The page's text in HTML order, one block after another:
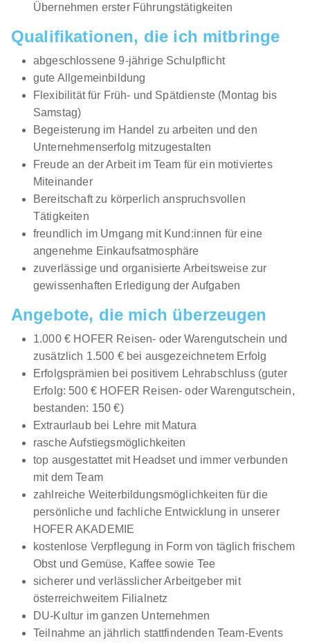
Übernehmen erster Führungstätigkeiten
Qualifikationen, die ich mitbringe
abgeschlossene 9-jährige Schulpflicht
gute Allgemeinbildung
Flexibilität für Früh- und Spätdienste (Montag bis
Samstag)
Begeisterung im Handel zu arbeiten und den
Unternehmenserfolg mitzugestalten
Freude an der Arbeit im Team für ein motiviertes
Miteinander
Bereitschaft zu körperlich anspruchsvollen
Tätigkeiten
freundlich im Umgang mit Kund:innen für eine
angenehme Einkaufsatmosphäre
zuverlässige und organisierte Arbeitsweise zur
gewissenhaften Erledigung der Aufgaben
Angebote, die mich überzeugen
1.000 € HOFER Reisen- oder Warengutschein und
zusätzlich 1.500 € bei ausgezeichnetem Erfolg
Erfolgsprämien bei positivem Lehrabschluss (guter
Erfolg: 500 € HOFER Reisen- oder Warengutschein,
bestanden: 150 €)
Extraurlaub bei Lehre mit Matura
rasche Aufstiegsmöglichkeiten
top ausgestattet mit Headset und immer verbunden
mit dem Team
zahlreiche Weiterbildungsmöglichkeiten für die
persönliche und fachliche Entwicklung in unserer
HOFER AKADEMIE
kostenlose Verpflegung in Form von täglich frischem
Obst und Gemüse, Kaffee sowie Tee
sicherer und verlässlicher Arbeitgeber mit
österreichweitem Filialnetz
DU-Kultur im ganzen Unternehmen
Teilnahme an jährlich stattfindenden Team-Events